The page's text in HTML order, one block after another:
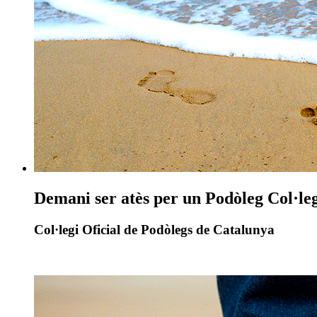
Demani ser atès per un Podòleg
Col·legi Oficial de Podòlegs de Catalunya